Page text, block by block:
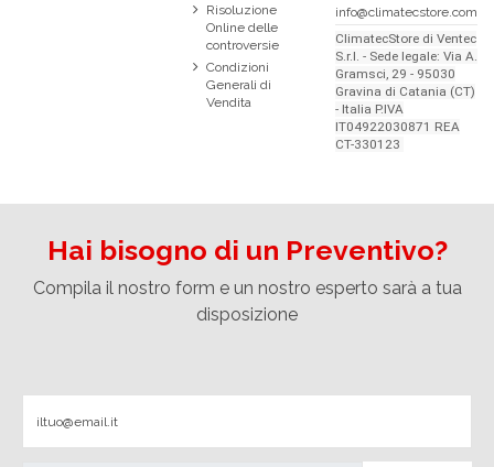
Risoluzione
Online delle
controversie
Condizioni
Generali di
Vendita
info@climatecstore.com
ClimatecStore di Ventec
S.r.l. - Sede legale: Via A.
Gramsci, 29 - 95030
Gravina di Catania (CT)
- Italia P.IVA
IT04922030871 REA
CT-330123
Hai bisogno di un Preventivo?
Compila il nostro form e un nostro esperto sarà a tua
disposizione